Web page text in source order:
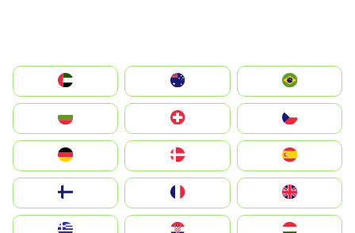
الإمارات العربية المتحدة
Switzerland
Deutschland
United Kingdom
Magyarország